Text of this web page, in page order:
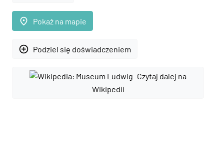
place Pokaż na mapie
add_circle_outline Podziel się doświadczeniem
Czytaj dalej na
Wikipedii